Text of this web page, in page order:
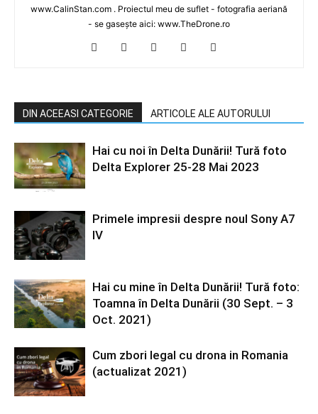
www.CalinStan.com . Proiectul meu de suflet - fotografia aeriană
- se gasește aici: www.TheDrone.ro
DIN ACEEASI CATEGORIE ARTICOLE ALE AUTORULUI
Hai cu noi în Delta Dunării! Tură foto
Delta Explorer 25-28 Mai 2023
Primele impresii despre noul Sony A7
IV
Hai cu mine în Delta Dunării! Tură foto:
Toamna în Delta Dunării (30 Sept. – 3
Oct. 2021)
Cum zbori legal cu drona in Romania
(actualizat 2021)